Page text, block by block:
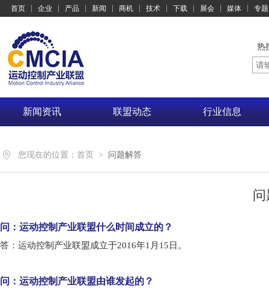
首页 企业 产品 新闻 商机 技术 下载 展会 媒体 专题
热
新闻资讯 联盟动态 行业信息
您现在的位置： 首页 > 问题解答
问：运动控制产业联盟什么时间成立的？
答：运动控制产业联盟成立于2016年1月15日。
问：运动控制产业联盟由谁发起的？